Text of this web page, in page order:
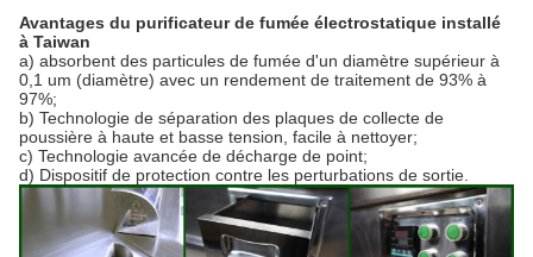
Avantages du purificateur de fumée électrostatique installé
à Taiwan
a) absorbent des particules de fumée d'un diamètre supérieur à
0,1 um (diamètre) avec un rendement de traitement de 93% à
97%;
b) Technologie de séparation des plaques de collecte de
poussière à haute et basse tension, facile à nettoyer;
c) Technologie avancée de décharge de point;
d) Dispositif de protection contre les perturbations de sortie.